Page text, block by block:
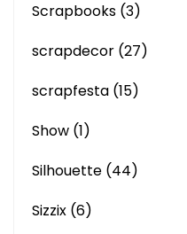
Scrapbooks (3)
scrapdecor (27)
scrapfesta (15)
Show (1)
Silhouette (44)
Sizzix (6)